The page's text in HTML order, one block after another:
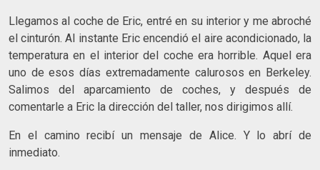
Llegamos al coche de Eric, entré en su interior y me abroché
el cinturón. Al instante Eric encendió el aire acondicionado, la
temperatura en el interior del coche era horrible. Aquel era
uno de esos días extremadamente calurosos en Berkeley.
Salimos del aparcamiento de coches, y después de
comentarle a Eric la dirección del taller, nos dirigimos allí.
En el camino recibí un mensaje de Alice. Y lo abrí de
inmediato.